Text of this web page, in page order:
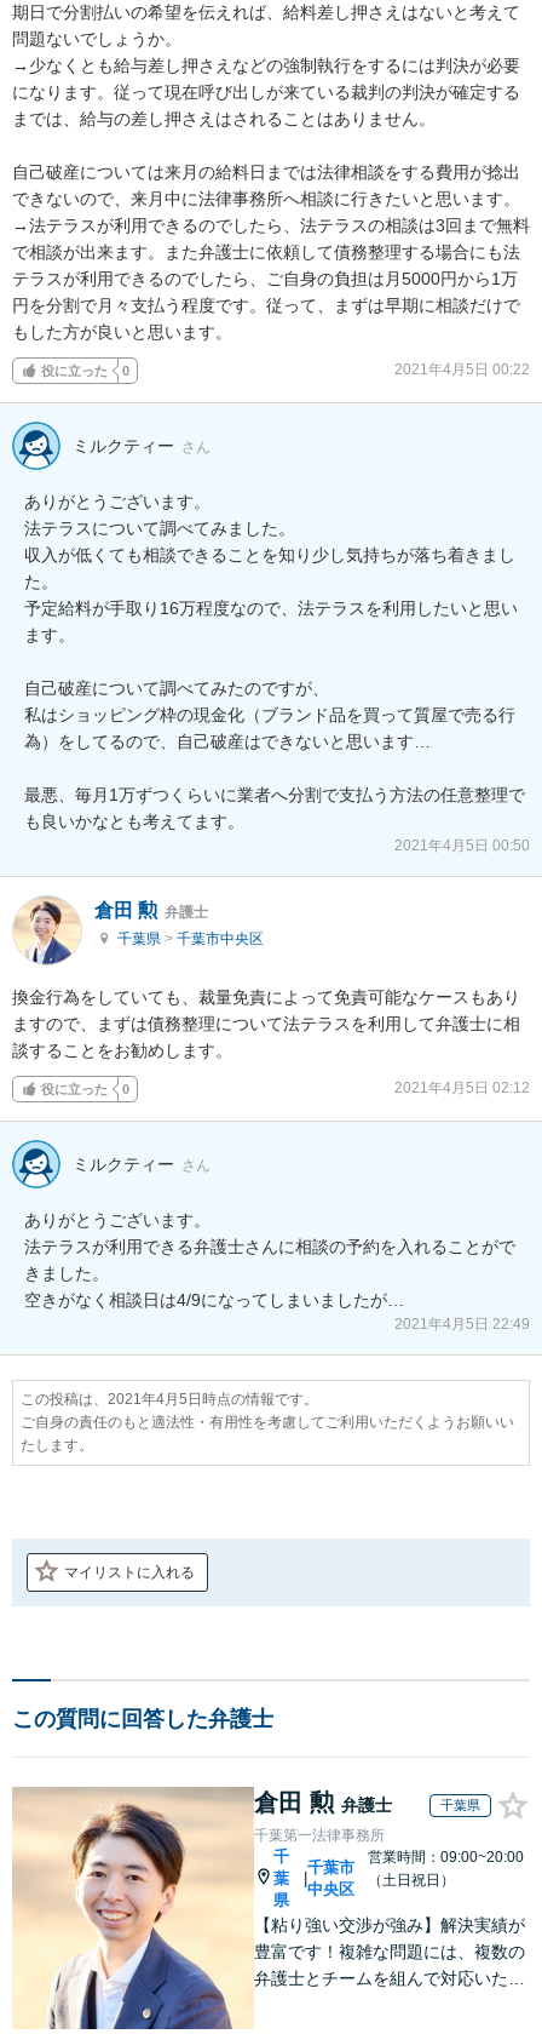
期日で分割払いの希望を伝えれば、給料差し押さえはないと考えて
問題ないでしょうか。
→少なくとも給与差し押さえなどの強制執行をするには判決が必要
になります。従って現在呼び出しが来ている裁判の判決が確定する
までは、給与の差し押さえはされることはありません。
自己破産については来月の給料日までは法律相談をする費用が捻出
できないので、来月中に法律事務所へ相談に行きたいと思います。
→法テラスが利用できるのでしたら、法テラスの相談は3回まで無料
で相談が出来ます。また弁護士に依頼して債務整理する場合にも法
テラスが利用できるのでしたら、ご自身の負担は月5000円から1万
円を分割で月々支払う程度です。従って、まずは早期に相談だけで
もした方が良いと思います。
役に立った 0 2021年4月5日 00:22
ミルクティー さん
ありがとうございます。
法テラスについて調べてみました。
収入が低くても相談できることを知り少し気持ちが落ち着きまし
た。
予定給料が手取り16万程度なので、法テラスを利用したいと思い
ます。
自己破産について調べてみたのですが、
私はショッピング枠の現金化（ブランド品を買って質屋で売る行
為）をしてるので、自己破産はできないと思います…
最悪、毎月1万ずつくらいに業者へ分割で支払う方法の任意整理で
も良いかなとも考えてます。
2021年4月5日 00:50
倉田 勲 弁護士
千葉県 > 千葉市中央区
換金行為をしていても、裁量免責によって免責可能なケースもあり
ますので、まずは債務整理について法テラスを利用して弁護士に相
談することをお勧めします。
役に立った 0 2021年4月5日 02:12
ミルクティー さん
ありがとうございます。
法テラスが利用できる弁護士さんに相談の予約を入れることがで
きました。
空きがなく相談日は4/9になってしまいましたが…
2021年4月5日 22:49
この投稿は、2021年4月5日時点の情報です。
ご自身の責任のもと適法性・有用性を考慮してご利用いただくようお願いい
たします。
マイリストに入れる
この質問に回答した弁護士
倉田 勲 弁護士 千葉県
千葉第一法律事務所
千
葉
県
千葉市
中央区
営業時間：09:00~20:00
（土日祝日）
【粘り強い交渉が強み】解決実績が
豊富です！複雑な問題には、複数の
弁護士とチームを組んで対応いたし